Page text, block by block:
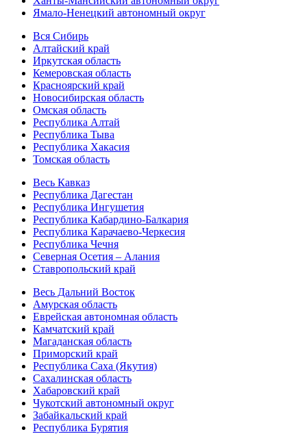
Ямало-Ненецкий автономный округ
Вся Сибирь
Алтайский край
Иркутская область
Кемеровская область
Красноярский край
Новосибирская область
Омская область
Республика Алтай
Республика Тыва
Республика Хакасия
Томская область
Весь Кавказ
Республика Дагестан
Республика Ингушетия
Республика Кабардино-Балкария
Республика Карачаево-Черкесия
Республика Чечня
Северная Осетия – Алания
Ставропольский край
Весь Дальний Восток
Амурская область
Еврейская автономная область
Камчатский край
Магаданская область
Приморский край
Республика Саха (Якутия)
Сахалинская область
Хабаровский край
Чукотский автономный округ
Забайкальский край
Республика Бурятия